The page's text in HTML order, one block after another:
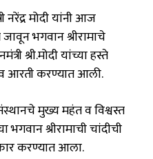
नरेंद्र मोदी यांनी आज
भगवान श्रीरामाचे
श्री.मोदी यांच्या हस्ते
आरती करण्यात आली.
मुख्य महंत व विश्वस्त
भगवान श्रीरामाची चांदीची
करण्यात आला.